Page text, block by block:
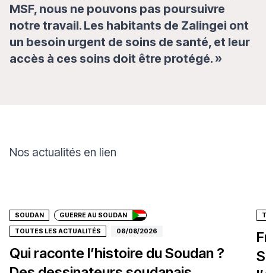
MSF, nous ne pouvons pas poursuivre
notre travail. Les habitants de Zalingei ont
un besoin urgent de soins de santé, et leur
accès à ces soins doit être protégé. »
Nos actualités en lien
SOUDAN GUERRE AU SOUDAN
TOUTES LES ACTUALITÉS 06/08/2026
Qui raconte l’histoire du Soudan ?